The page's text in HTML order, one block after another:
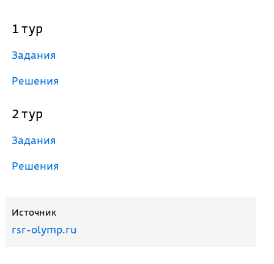
1 тур
Задания
Решения
2 тур
Задания
Решения
Источник
rsr-olymp.ru